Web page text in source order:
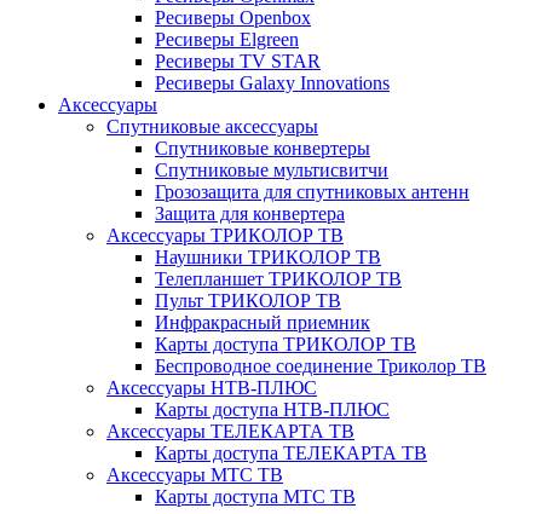
Ресиверы Openbox
Ресиверы Elgreen
Ресиверы TV STAR
Ресиверы Galaxy Innovations
Аксессуары
Спутниковые аксессуары
Спутниковые конвертеры
Спутниковые мультисвитчи
Грозозащита для спутниковых антенн
Защита для конвертера
Аксессуары ТРИКОЛОР ТВ
Наушники ТРИКОЛОР ТВ
Телепланшет ТРИКОЛОР ТВ
Пульт ТРИКОЛОР ТВ
Инфракрасный приемник
Карты доступа ТРИКОЛОР ТВ
Беспроводное соединение Триколор ТВ
Аксессуары НТВ-ПЛЮС
Карты доступа НТВ-ПЛЮС
Аксессуары ТЕЛЕКАРТА ТВ
Карты доступа ТЕЛЕКАРТА ТВ
Аксессуары МТС ТВ
Карты доступа МТС ТВ